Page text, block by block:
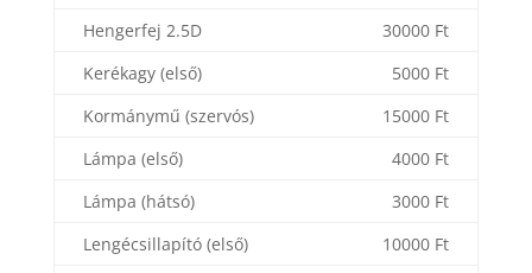
Hengerfej 2.5D
30000 Ft
Kerékagy (első)
5000 Ft
Kormánymű (szervós)
15000 Ft
Lámpa (első)
4000 Ft
Lámpa (hátsó)
3000 Ft
Lengécsillapító (első)
10000 Ft